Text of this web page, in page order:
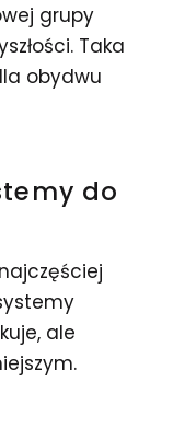
grupy
Taka
obydwu
do
ale